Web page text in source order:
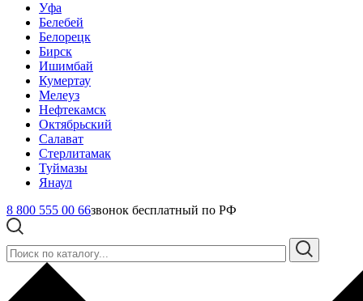
Уфа
Белебей
Белорецк
Бирск
Ишимбай
Кумертау
Мелеуз
Нефтекамск
Октябрьский
Салават
Стерлитамак
Туймазы
Янаул
8 800 555 00 66звонок бесплатный по РФ